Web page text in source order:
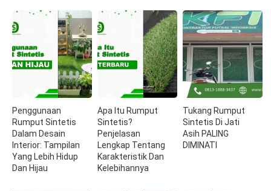
Penggunaan
Rumput Sintetis
Dalam Desain
Interior: Tampilan
Yang Lebih Hidup
Dan Hijau
Apa Itu Rumput
Sintetis?
Penjelasan
Lengkap Tentang
Karakteristik Dan
Kelebihannya
Tukang Rumput
Sintetis Di Jati
Asih PALING
DIMINATI